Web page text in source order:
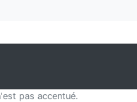
pas accentué.